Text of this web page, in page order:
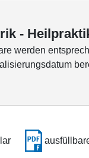
-
werden